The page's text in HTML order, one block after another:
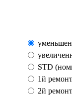
STD
1й
2й